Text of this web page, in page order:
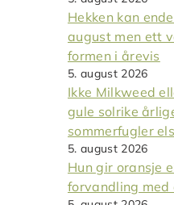
Hekken kan
august men ett
formen i årevis
5. august 2026
Ikke Milkweed
gule solrike
sommerfugler
5. august 2026
Hun gir oransje
forvandling med